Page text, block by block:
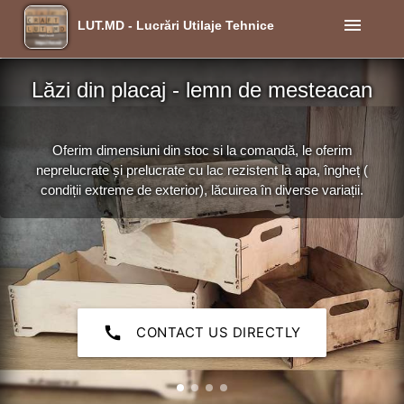
LUT.MD - Lucrări Utilaje Tehnice menu
call CONTACT US DIRECTLY
Lăzi din placaj - lemn de mesteacan
Oferim dimensiuni din stoc si la comandă, le oferim
neprelucrate și prelucrate cu lac rezistent la apa, îngheț (
condiții extreme de exterior), lăcuirea în diverse variații.